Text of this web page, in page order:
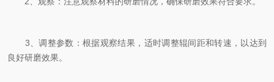
3、调整参数：根据观察结果，适时调整辊间距和转速，以达到
良好研磨效果。